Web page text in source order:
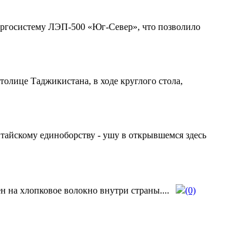
ЛЭП-500 «Юг-Север», что позволило
Таджикистана, в ходе круглого стола,
единоборству - ушу в открывшемся здесь
хлопковое волокно внутри страны....
(0)